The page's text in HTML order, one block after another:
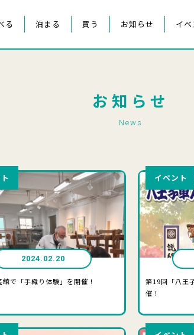
る 泊まる 買う お知らせ イベ
お知らせ
News
2024.02.20
で「手織り体験」を開催！
イベント
第19回「八王
催！